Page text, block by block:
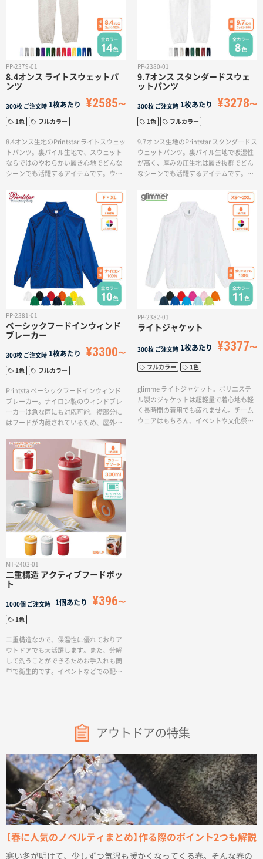
PP-2379-01
8.4オンス ライトスウェットパ
ンツ
300枚 ご注文時 1枚あたり ¥2585
1色 フルカラー
8.4オンス生地のPrintstar ライトスウェッ
トパンツ。裏パイル生地で、スウェット
ならではのやわらかい履き心地でどんな
シーンでも活躍するアイテムです。ウエ
はゴム入りのため擦り落ちにくくなって
いるため、アクティブシーンでも大活
PP-2380-01
9.7オンス スタンダードスウェ
ットパンツ
300枚 ご注文時 1枚あたり ¥3278
1色 フルカラー
9.7オンス生地のPrintstar スタンダードス
ウェットパンツ。裏パイル生地で吸湿性
が高く、厚みの圧生地は履き抜群でどん
なシーンでも活躍するアイテムです。ウ
裾はゴム入りのため擦り落ちにくくなっ
ているため、イベントやアクティブシー
ンでも大活躍。
PP-2381-01
ベーシックフードインウィンド
ブレーカー
300枚 ご注文時 1枚あたり ¥3300
1色 フルカラー
Printsta ベーシックフードインウィンド
ブレーカー。ナイロン製のウィンドブレ
ーカーは急な雨にも対応可能。襟部分に
はフードが内蔵されているため、屋外で
ろん、イベントや文化祭でのスタッフウ
ェアとしてもおすすめのアイテムです。
PP-2382-01
ライトジャケット
300枚 ご注文時 1枚あたり ¥3377
フルカラー 1色
glimme ライトジャケット。ポリエステ
ル製のジャケットは超軽量で着心地も軽
く長時間の着用でも疲れません。チーム
ウェアはもちろん、イベントや文化祭で
MT-2403-01
二重構造 アクティブフードポッ
ト
1000個 ご注文時 1個あたり ¥396
1色
二重構造なので、保温性に優れておりア
ウトドアでも大活躍します。また、分解
して洗うことができるためお手入れも簡
単で衛生的です。イベントなどでの配布
アウトドアの特集
【春に人気のノベルティまとめ】作る際のポイント2つも解説
寒い冬が明けて、少しずつ気温も暖かくなってくる春。そんな春の